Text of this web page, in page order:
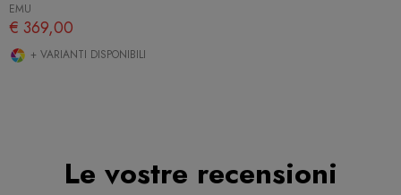
EMU
€ 369,00
+ VARIANTI DISPONIBILI
Le vostre recensioni